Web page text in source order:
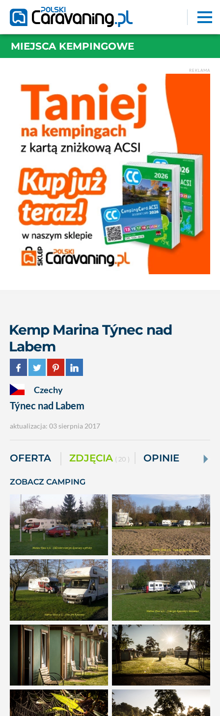
MIEJSCA KEMPINGOWE
REKLAMA
Kemp Marina Týnec nad
Labem
Czechy
Týnec nad Labem
aktualizacja: 03 sierpnia 2017
OFERTA ZDJĘCIA ( 20 ) OPINIE
ZOBACZ CAMPING